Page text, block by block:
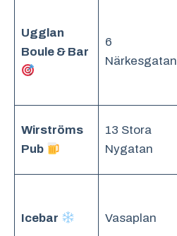
Ugglan
Boule & Bar
6
Närkesgatan
Wirströms
Pub
13 Stora
Nygatan
Icebar Vasaplan